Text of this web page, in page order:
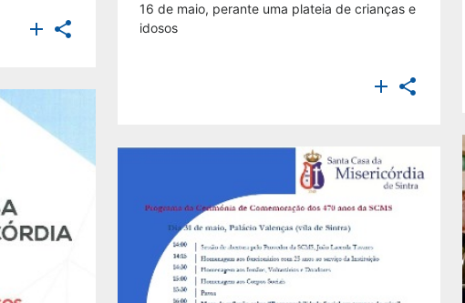
 
16 de maio, perante uma plateia de crianças e
idosos
 